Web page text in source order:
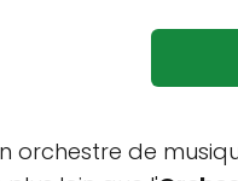
orchestre de